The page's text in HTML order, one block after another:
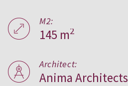
M2:
145 m2
Architect:
Anima Architects